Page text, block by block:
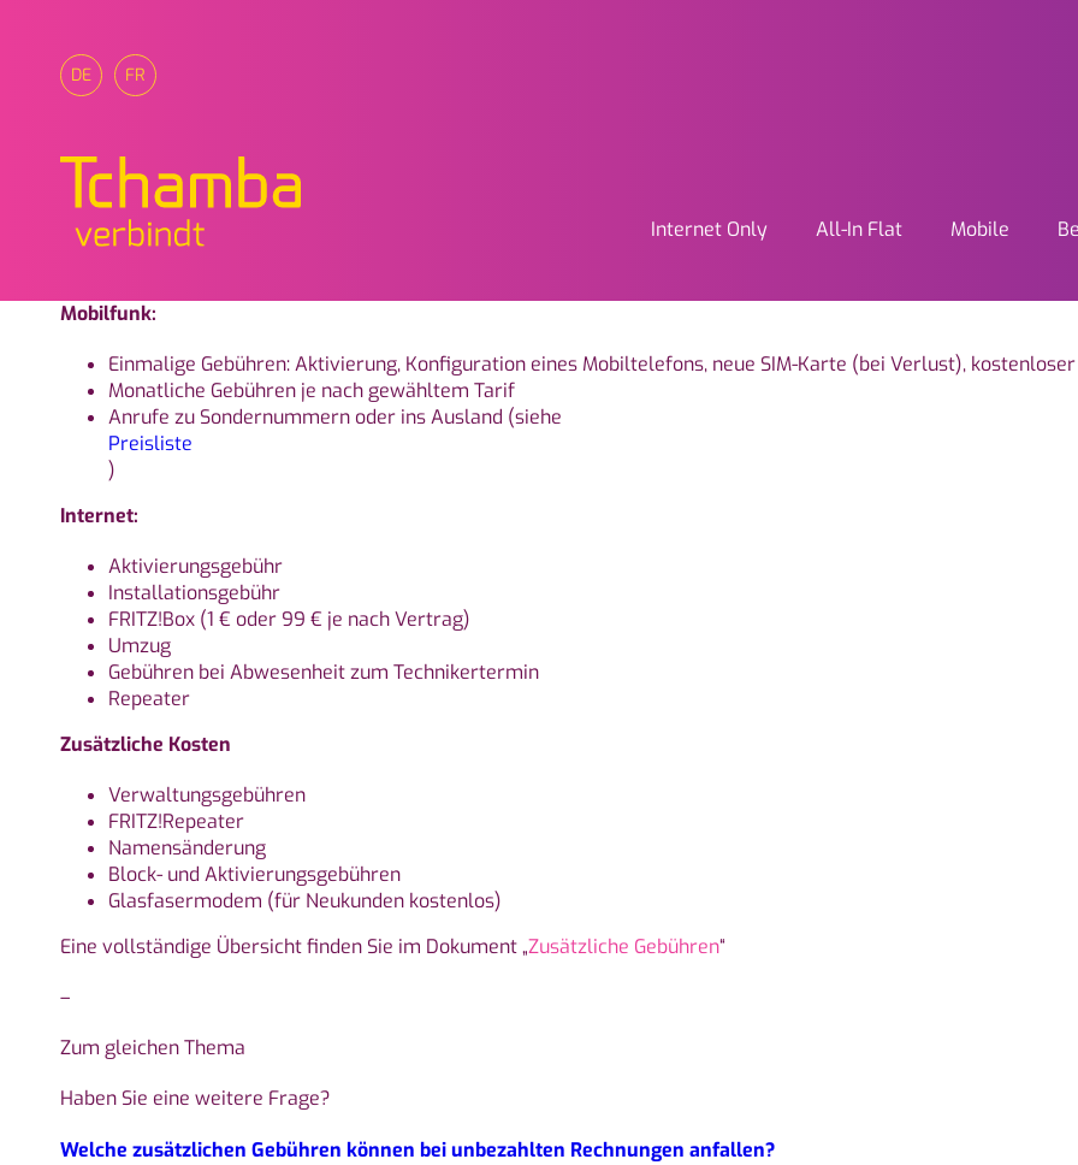
DE FR
Internet Only All-In Flat Mobile
Mobilfunk:
Einmalige Gebühren: Aktivierung, Konfiguration eines Mobiltelefons, neue SIM-Karte (bei Verlust),
Monatliche Gebühren je nach gewähltem Tarif
Anrufe zu Sondernummern oder ins Ausland (siehe
Preisliste
)
Internet:
Aktivierungsgebühr
Installationsgebühr
FRITZ!Box (1 € oder 99 € je nach Vertrag)
Umzug
Gebühren bei Abwesenheit zum Technikertermin
Repeater
Zusätzliche Kosten
Verwaltungsgebühren
FRITZ!Repeater
Namensänderung
Block- und Aktivierungsgebühren
Glasfasermodem (für Neukunden kostenlos)
Eine vollständige Übersicht finden Sie im Dokument „Zusätzliche Gebühren“
–
Zum gleichen Thema
Haben Sie eine weitere Frage?
Welche zusätzlichen Gebühren können bei unbezahlten Rechnungen anfallen?